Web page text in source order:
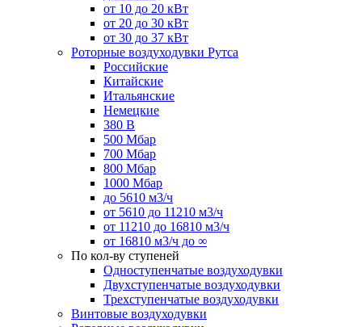
от 10 до 20 кВт
от 20 до 30 кВт
от 30 до 37 кВт
Роторные воздуходувки Рутса
Российские
Китайские
Итальянские
Немецкие
380 В
500 Мбар
700 Мбар
800 Мбар
1000 Мбар
до 5610 м3/ч
от 5610 до 11210 м3/ч
от 11210 до 16810 м3/ч
от 16810 м3/ч до ∞
По кол-ву ступеней
Одноступенчатые воздуходувки
Двухступенчатые воздуходувки
Трехступенчатые воздуходувки
Винтовые воздуходувки